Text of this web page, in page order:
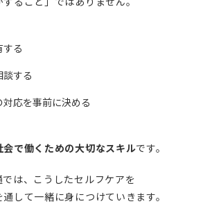
る
する
応を事前に決める
で働くための大切なスキルです。
は、こうしたセルフケアを
して一緒に身につけていきます。